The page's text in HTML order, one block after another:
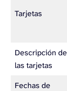
Tarjetas
Descripción de
las tarjetas
Fechas de